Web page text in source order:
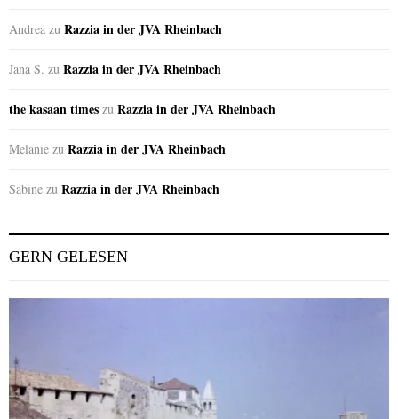
Andrea zu Razzia in der JVA Rheinbach
Jana S. zu Razzia in der JVA Rheinbach
the kasaan times zu Razzia in der JVA Rheinbach
Melanie zu Razzia in der JVA Rheinbach
Sabine zu Razzia in der JVA Rheinbach
GERN GELESEN